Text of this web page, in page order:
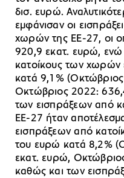
δισ. ευρώ.
εμφάνισαν οι
χωρών της ΕΕ-27, οι
920,9 εκατ. ευρώ, ενώ
κατοίκους των χωρών
κατά 9,1%
Οκτώβριος 2022:
των εισπράξεων από
ΕΕ-27 ήταν
εισπράξεων από
του ευρώ κατά 8,2%
εκατ. ευρώ,
καθώς και των